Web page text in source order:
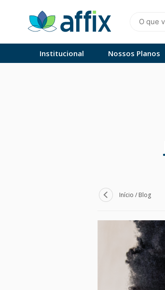
Institucional Nossos Planos
Início / Blog